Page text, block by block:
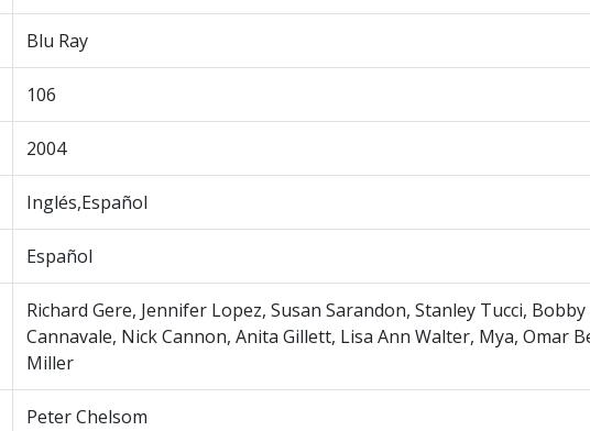
Blu Ray
106
2004
Inglés,Español
Español
Richard Gere, Jennifer Lopez, Susan Sarandon, Stanley Tucci, Bobby
Cannavale, Nick Cannon, Anita Gillett, Lisa Ann Walter, Mya, Omar
Miller
Peter Chelsom